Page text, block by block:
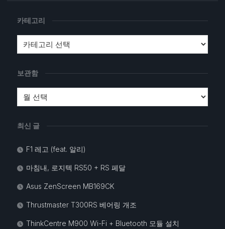
카테고리
보관함
최신 글
F1 레고 (feat. 알리)
마침내, 로지텍 RS50 + RS 페달
Asus ZenScreen MB169CK
Thrustmaster T300RS 베어링 개조
ThinkCentre M900 Wi-Fi + Bluetooth 모듈 설치